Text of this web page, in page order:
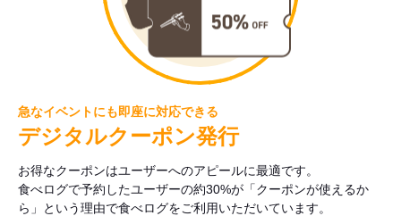
急なイベントにも即座に対応できる
デジタルクーポン発行
お得なクーポンはユーザーへのアピールに最適です。
食べログで予約したユーザーの約30%が「クーポンが使えるか
ら」という理由で食べログをご利用いただいています。